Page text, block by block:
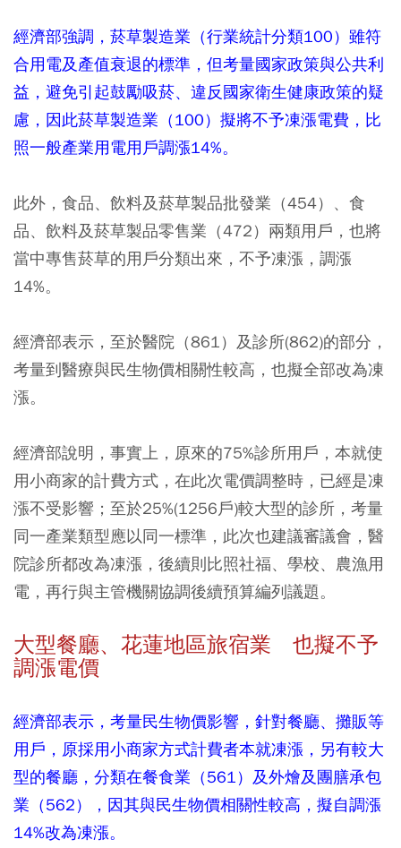
經濟部強調，菸草製造業（行業統計分類100）雖符
合用電及產值衰退的標準，但考量國家政策與公共利
益，避免引起鼓勵吸菸、違反國家衛生健康政策的疑
慮，因此菸草製造業（100）擬將不予凍漲電費，比
照一般產業用電用戶調漲14%。
此外，食品、飲料及菸草製品批發業（454）、食
品、飲料及菸草製品零售業（472）兩類用戶，也將
當中專售菸草的用戶分類出來，不予凍漲，調漲
14%。
經濟部表示，至於醫院（861）及診所(862)的部分，
考量到醫療與民生物價相關性較高，也擬全部改為凍
漲。
經濟部說明，事實上，原來的75%診所用戶，本就使
用小商家的計費方式，在此次電價調整時，已經是凍
漲不受影響；至於25%(1256戶)較大型的診所，考量
同一產業類型應以同一標準，此次也建議審議會，醫
院診所都改為凍漲，後續則比照社福、學校、農漁用
電，再行與主管機關協調後續預算編列議題。
大型餐廳、花蓮地區旅宿業 也擬不予
調漲電價
經濟部表示，考量民生物價影響，針對餐廳、攤販等
用戶，原採用小商家方式計費者本就凍漲，另有較大
型的餐廳，分類在餐食業（561）及外燴及團膳承包
業（562），因其與民生物價相關性較高，擬自調漲
14%改為凍漲。